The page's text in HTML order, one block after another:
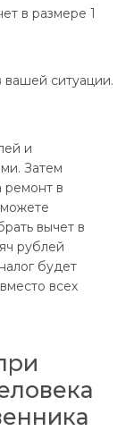
в размере 1
ситуации.
и
Затем
ремонт в
вычет в
рублей
будет
всех